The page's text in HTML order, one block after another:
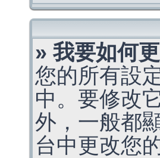
» 我要如何
您的所有設
中。要修改
外，一般都
台中更改您